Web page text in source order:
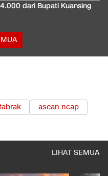
dari Bupati Kuansing
asean ncap
LIHAT SEMUA